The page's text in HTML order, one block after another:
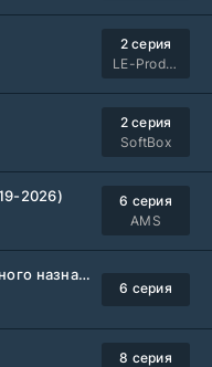
2 серия
LE-Production
2 серия
SoftBox
2026)
6 серия
AMS
Подразделение специального назначения (2026)
6 серия
8 серия